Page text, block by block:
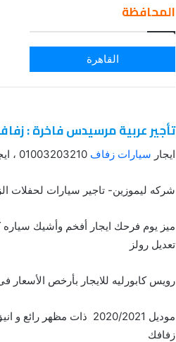
المحافظة
القاهرة
تأجير عربية مرسيدس فاخرة :
ايجار سيارات زفاف
شركه ليموزين- تاجير سيارات لحفلات
ميز يوم فرحك ايجار أفخم وأشيك سياره
تعديل رولز
رويس كابورليه للايجار بأرخص الأسعار
موديل 2020/2021 ذات
زفافك